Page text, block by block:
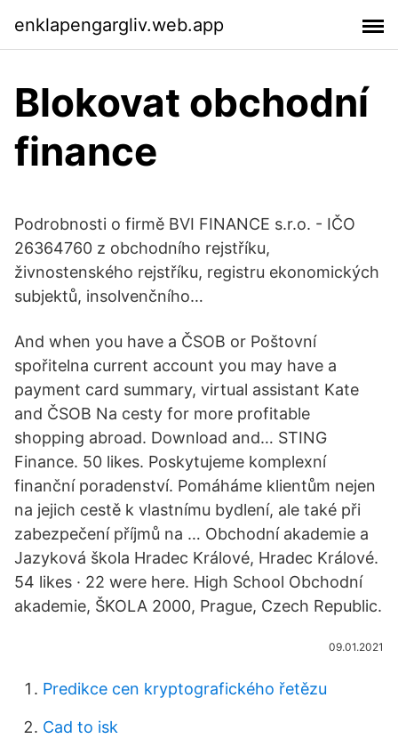
enklapengargliv.web.app
Blokovat obchodní
finance
Podrobnosti o firmě BVI FINANCE s.r.o. - IČO
26364760 z obchodního rejstříku,
živnostenského rejstříku, registru ekonomických
subjektů, insolvenčního…
And when you have a ČSOB or Poštovní
spořitelna current account you may have a
payment card summary, virtual assistant Kate
and ČSOB Na cesty for more profitable
shopping abroad. Download and… STING
Finance. 50 likes. Poskytujeme komplexní
finanční poradenství. Pomáháme klientům nejen
na jejich cestě k vlastnímu bydlení, ale také při
zabezpečení příjmů na … Obchodní akademie a
Jazyková škola Hradec Králové, Hradec Králové.
54 likes · 22 were here. High School Obchodní
akademie, ŠKOLA 2000, Prague, Czech Republic.
09.01.2021
Predikce cen kryptografického řetězu
Cad to isk